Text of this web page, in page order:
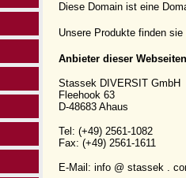
Diese Domain ist eine
Unsere Produkte finden
Anbieter dieser Webseiten
Stassek DIVERSIT GmbH
Fleehook 63
D-48683 Ahaus
Tel: (+49) 2561-1082
Fax: (+49) 2561-1611
E-Mail: info @ stassek .